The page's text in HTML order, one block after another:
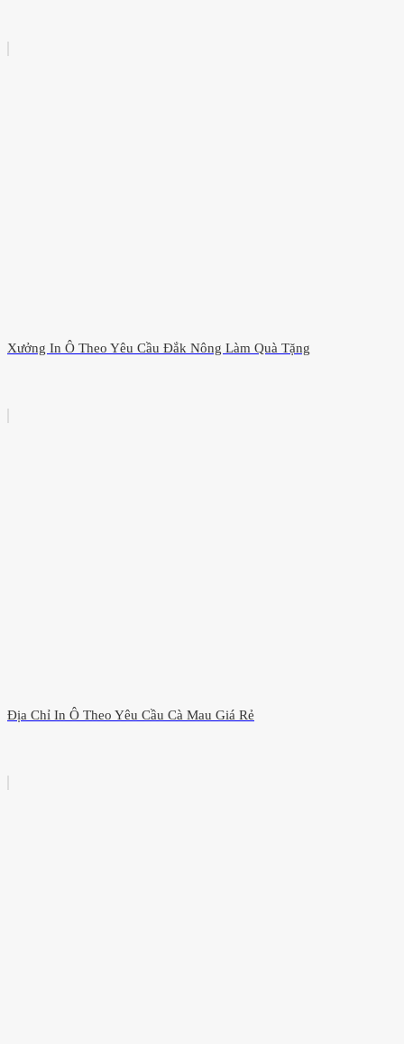
Xưởng In Ô Theo Yêu Cầu Đắk Nông Làm Quà Tặng
Địa Chỉ In Ô Theo Yêu Cầu Cà Mau Giá Rẻ